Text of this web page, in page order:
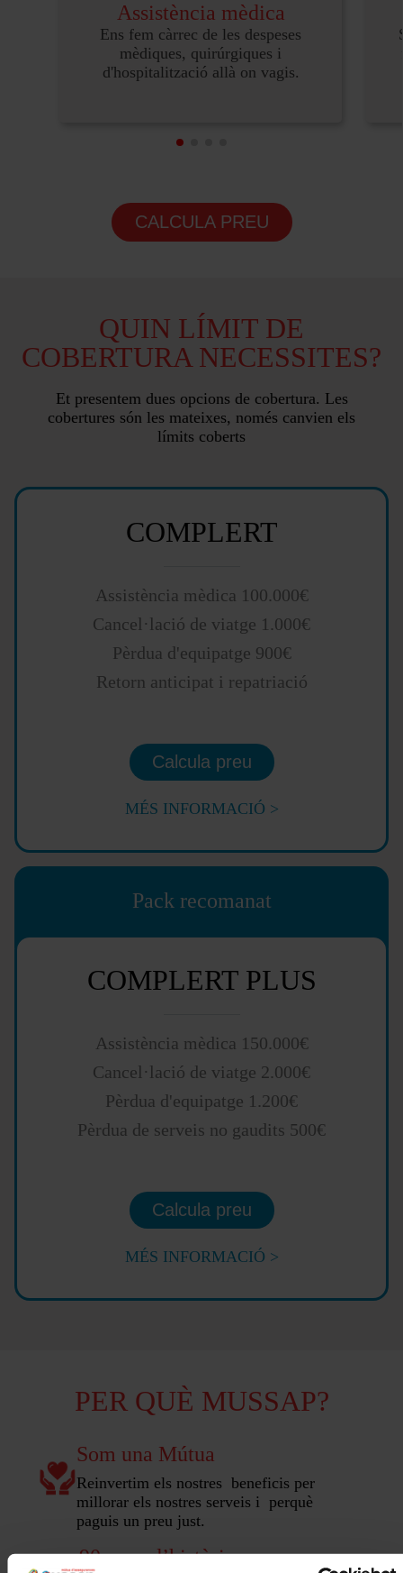
Assistència mèdica
Ens fem càrrec de les despeses
mèdiques, quirúrgiques i
d'hospitalització allà on vagis.
CALCULA PREU
QUIN LÍMIT DE
COBERTURA NECESSITES?
Et presentem dues opcions de cobertura. Les
cobertures són les mateixes, només canvien els
límits coberts
COMPLERT
Assistència mèdica 100.000€
Cancel·lació de viatge 1.000€
Pèrdua d'equipatge 900€
Retorn anticipat i repatriació
Calcula preu
MÉS INFORMACIÓ >
Pack recomanat
COMPLERT PLUS
Assistència mèdica 150.000€
Cancel·lació de viatge 2.000€
Pèrdua d'equipatge 1.200€
Pèrdua de serveis no gaudits 500€
Calcula preu
MÉS INFORMACIÓ >
PER QUÈ MUSSAP?
Som una Mútua
Reinvertim els nostres beneficis per
millorar els nostres serveis i perquè
paguis un preu just.
90 anys d’història